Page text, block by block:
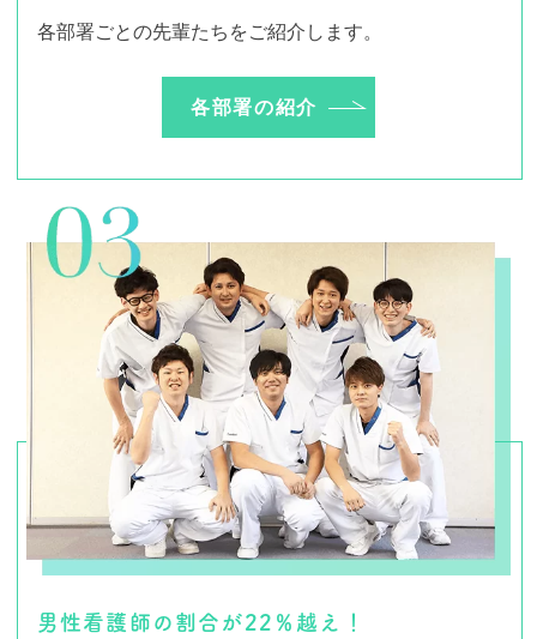
各部署ごとの先輩たちをご紹介します。
各部署の紹介
男性看護師の割合が22％越え！